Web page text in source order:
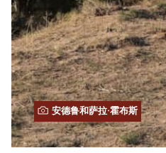
安德鲁和萨拉·霍布斯